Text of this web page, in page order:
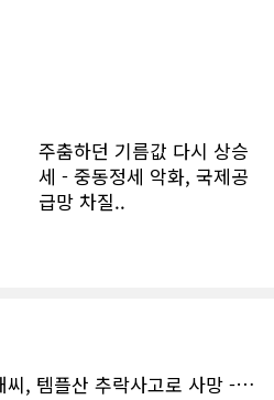
주춤하던 기름값 다시 상승
세 - 중동정세 악화, 국제공
급망 차질..
캘거리 한인 안경사 박길재씨, 템플산 추락사고로 사망 - 헬기 구조..